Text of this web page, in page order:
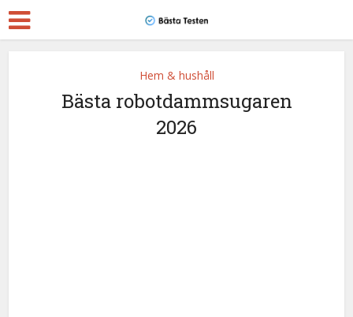
Hem & hushåll
Bästa robotdammsugaren
2026